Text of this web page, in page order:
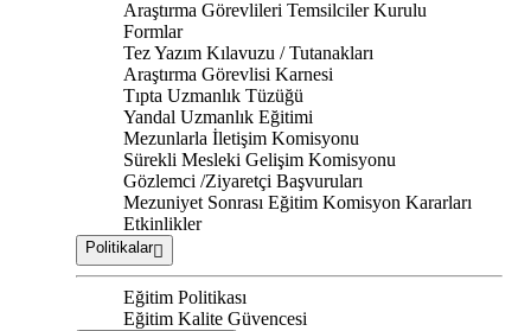
Araştırma Görevlileri Temsilciler Kurulu
Formlar
Tez Yazım Kılavuzu / Tutanakları
Araştırma Görevlisi Karnesi
Tıpta Uzmanlık Tüzüğü
Yandal Uzmanlık Eğitimi
Mezunlarla İletişim Komisyonu
Sürekli Mesleki Gelişim Komisyonu
Gözlemci /Ziyaretçi Başvuruları
Mezuniyet Sonrası Eğitim Komisyon Kararları
Etkinlikler
Politikalar
Eğitim Politikası
Eğitim Kalite Güvencesi